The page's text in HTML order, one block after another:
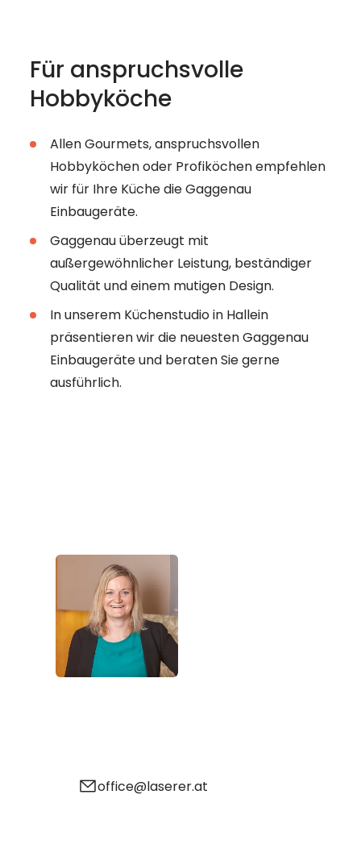
----
----
----
Gaggenau Einbaugeräte
und im Salzkammergut
Für anspruchsvolle
Hobbyköche
Allen Gourmets, anspruchsvollen
Hobbyköchen oder Profiköchen empfehlen
wir für Ihre Küche die Gaggenau
Einbaugeräte.
Gaggenau überzeugt mit
außergewöhnlicher Leistung, beständiger
Qualität und einem mutigen Design.
In unserem Küchenstudio in Hallein
präsentieren wir die neuesten Gaggenau
Einbaugeräte und beraten Sie gerne
ausführlich.
office@laserer.at